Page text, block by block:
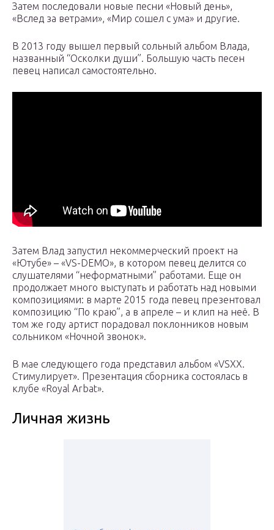
Затем последовали новые песни «Новый день»,
«Вслед за ветрами», «Мир сошел с ума» и другие.
В 2013 году вышел первый сольный альбом Влада,
названный “Осколки души”. Большую часть песен
певец написал самостоятельно.
Затем Влад запустил некоммерческий проект на
«Ютубе» – «VS-DEMO», в котором певец делится со
слушателями “неформатными” работами. Еще он
продолжает много выступать и работать над новыми
композициями: в марте 2015 года певец презентовал
композицию “По краю”, а в апреле – и клип на неё. В
том же году артист порадовал поклонников новым
сольником «Ночной звонок».
В мае следующего года представил альбом «VSXX.
Стимулирует». Презентация сборника состоялась в
клубе «Royal Arbat».
Личная жизнь